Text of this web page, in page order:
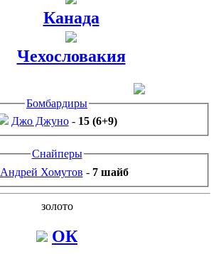
Канада
Чехословакия
Бомбардиры
Джо Джуно- 15 (6+9)
Снайперы
Андрей Хомутов - 7 шайб
золото
ОК